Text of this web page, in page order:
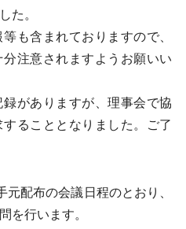
た。
も含まれておりますので、
注意されますようお願いい
がありますが、理事会で協
ることとなりました。ご了
配布の会議日程のとおり、
を行います。